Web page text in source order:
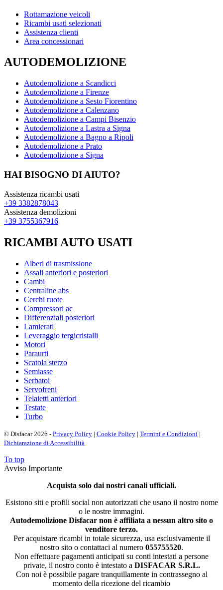
Rottamazione veicoli
Ricambi usati selezionati
Assistenza clienti
Area concessionari
AUTODEMOLIZIONE
Autodemolizione a Scandicci
Autodemolizione a Firenze
Autodemolizione a Sesto Fiorentino
Autodemolizione a Calenzano
Autodemolizione a Campi Bisenzio
Autodemolizione a Lastra a Signa
Autodemolizione a Bagno a Ripoli
Autodemolizione a Prato
Autodemolizione a Signa
HAI BISOGNO DI AIUTO?
Assistenza ricambi usati
+39 3382878043
Assistenza demolizioni
+39 3755367916
RICAMBI AUTO USATI
Alberi di trasmissione
Assali anteriori e posteriori
Cambi
Centraline abs
Cerchi ruote
Compressori ac
Differenziali posteriori
Lamierati
Leveraggio tergicristalli
Motori
Paraurti
Scatola sterzo
Semiasse
Serbatoi
Servofreni
Telaietti anteriori
Testate
Turbo
© Disfacar 2026 - Privacy Policy | Cookie Policy | Termini e Condizioni |
Dichiarazione di Accessibilità
To top
Avviso Importante
Acquista solo dai nostri canali ufficiali.
Esistono siti e profili social non autorizzati che usano il nostro nome
o le nostre immagini.
Autodemolizione Disfacar non è affiliata a nessun altro sito o
venditore terzo.
Per acquistare ricambi in totale sicurezza, usa esclusivamente il
nostro sito o contattaci al numero 055755520.
Non effettuare pagamenti anticipati su conti intestati a persone
private, il nostro conto è intestato a DISFACAR S.R.L.
Con noi è possibile pagare tranquillamente in contrassegno al
momento della ricezione del ricambio